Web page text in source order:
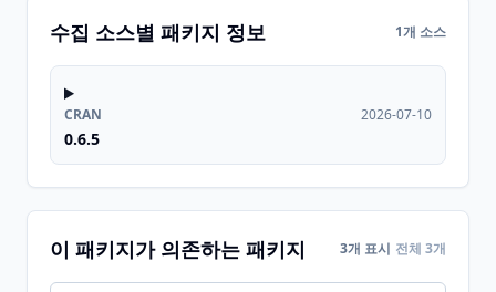
수집 소스별 패키지 정보 1개 소스
CRAN
0.6.5
2026-07-10
이 패키지가 의존하는 패키지 3개 표시 전체 3개